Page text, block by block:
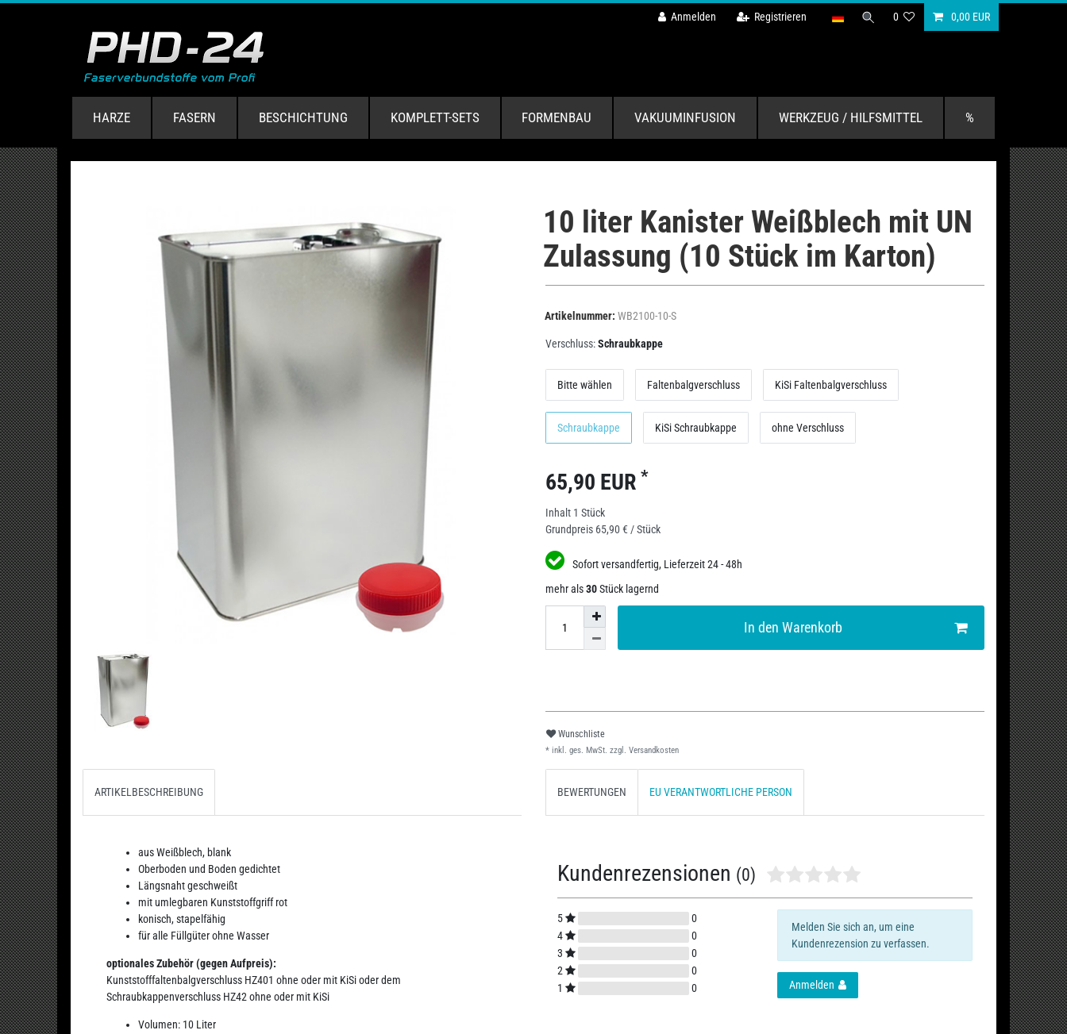
Anmelden Registrieren 0 0,00 EUR
HARZE FASERN BESCHICHTUNG KOMPLETT-SETS FORMENBAU VAKUUMINFUSION WERKZEUG / HILFSMITTEL %
10 liter Kanister Weißblech mit UN
Zulassung (10 Stück im Karton)
Artikelnummer: WB2100-10-S
Verschluss:Schraubkappe
Bitte wählen Faltenbalgverschluss KiSi Faltenbalgverschluss
Schraubkappe KiSi Schraubkappe ohne Verschluss
65,90 EUR *
Inhalt 1 Stück
Grundpreis 65,90 € / Stück
Sofort versandfertig, Lieferzeit 24 - 48h
mehr als30Stück lagernd
In den Warenkorb
Wunschliste
* inkl. ges. MwSt. zzgl. Versandkosten
ARTIKELBESCHREIBUNG
aus Weißblech, blank
Oberboden und Boden gedichtet
Längsnaht geschweißt
mit umlegbaren Kunststoffgriff rot
konisch, stapelfähig
für alle Füllgüter ohne Wasser
optionales Zubehör (gegen Aufpreis):
Kunststofffaltenbalgverschluss HZ401 ohne oder mit KiSi oder dem
Schraubkappenverschluss HZ42 ohne oder mit KiSi
Volumen: 10 Liter
BEWERTUNGEN EU VERANTWORTLICHE PERSON
Kundenrezensionen (0)
5
0
4
0
3
0
2
0
1
0
Melden Sie sich an, um eine
Kundenrezension zu verfassen.
Anmelden